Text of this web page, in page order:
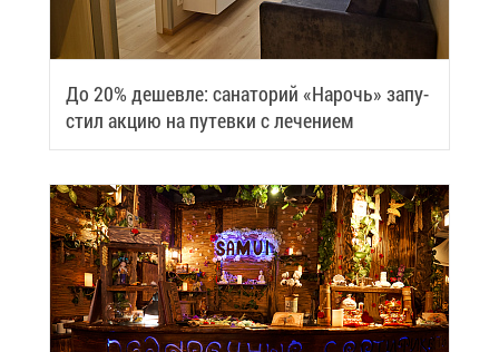
До 20% де­шев­ле: са­на­то­рий «На­рочь» за­пу­
стил ак­цию на пу­тев­ки с ле­че­ни­ем